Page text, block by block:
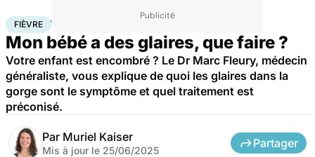
AccueilFamille
FIÈVRE
Mon bébé a des glaires, que faire ?
Votre enfant est encombré ? Le Dr Marc Fleury, médecin
généraliste, vous explique de quoi les glaires dans la
gorge sont le symptôme et quel traitement est
préconisé.
Par Muriel Kaiser
Mis à jour le 25/06/2025
Partager